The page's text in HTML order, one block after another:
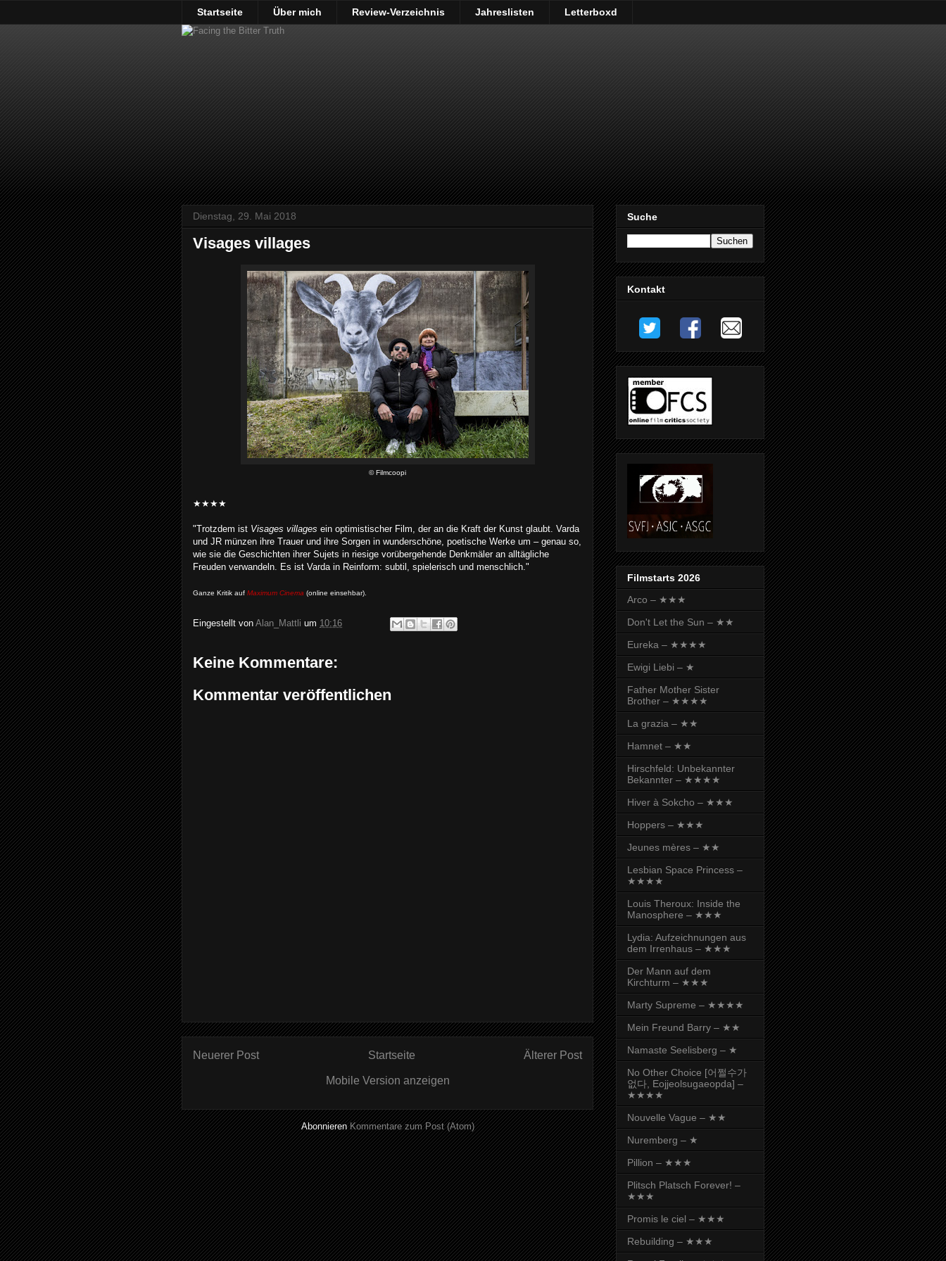
Startseite Über mich Review-Verzeichnis Jahreslisten Letterboxd
Dienstag, 29. Mai 2018
Visages villages
© Filmcoopi
★★★★
"Trotzdem ist Visages villages ein optimistischer Film, der an die Kraft der Kunst glaubt. Varda
und JR münzen ihre Trauer und ihre Sorgen in wunderschöne, poetische Werke um – genau so,
wie sie die Geschichten ihrer Sujets in riesige vorübergehende Denkmäler an alltägliche
Freuden verwandeln. Es ist Varda in Reinform: subtil, spielerisch und menschlich."
Ganze Kritik auf Maximum Cinema (online einsehbar).
Eingestellt von Alan_Mattli um 10:16
Keine Kommentare:
Kommentar veröffentlichen
Neuerer Post Älterer Post
Startseite
Mobile Version anzeigen
AbonnierenKommentare zum Post (Atom)
Suche
Kontakt
Filmstarts 2026
Arco – ★★★
Don't Let the Sun – ★★
Eureka – ★★★★
Ewigi Liebi – ★
Father Mother Sister
Brother – ★★★★
La grazia – ★★
Hamnet – ★★
Hirschfeld: Unbekannter
Bekannter – ★★★★
Hiver à Sokcho – ★★★
Hoppers – ★★★
Jeunes mères – ★★
Lesbian Space Princess –
★★★★
Louis Theroux: Inside the
Manosphere – ★★★
Lydia: Aufzeichnungen aus
dem Irrenhaus – ★★★
Der Mann auf dem
Kirchturm – ★★★
Marty Supreme – ★★★★
Mein Freund Barry – ★★
Namaste Seelisberg – ★
No Other Choice [어쩔수가
없다, Eojjeolsugaeopda] –
★★★★
Nouvelle Vague – ★★
Nuremberg – ★
Pillion – ★★★
Plitsch Platsch Forever! –
★★★
Promis le ciel – ★★★
Rebuilding – ★★★